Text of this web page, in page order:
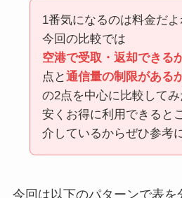
1番気になるのは料金だよ
今回の比較では
空港で受取・返却できる
点と通信量の制限がある
の2点を中心に比較してみ
安くお得に利用できると
介しているからぜひ参考
今回は以下のパターンで表を